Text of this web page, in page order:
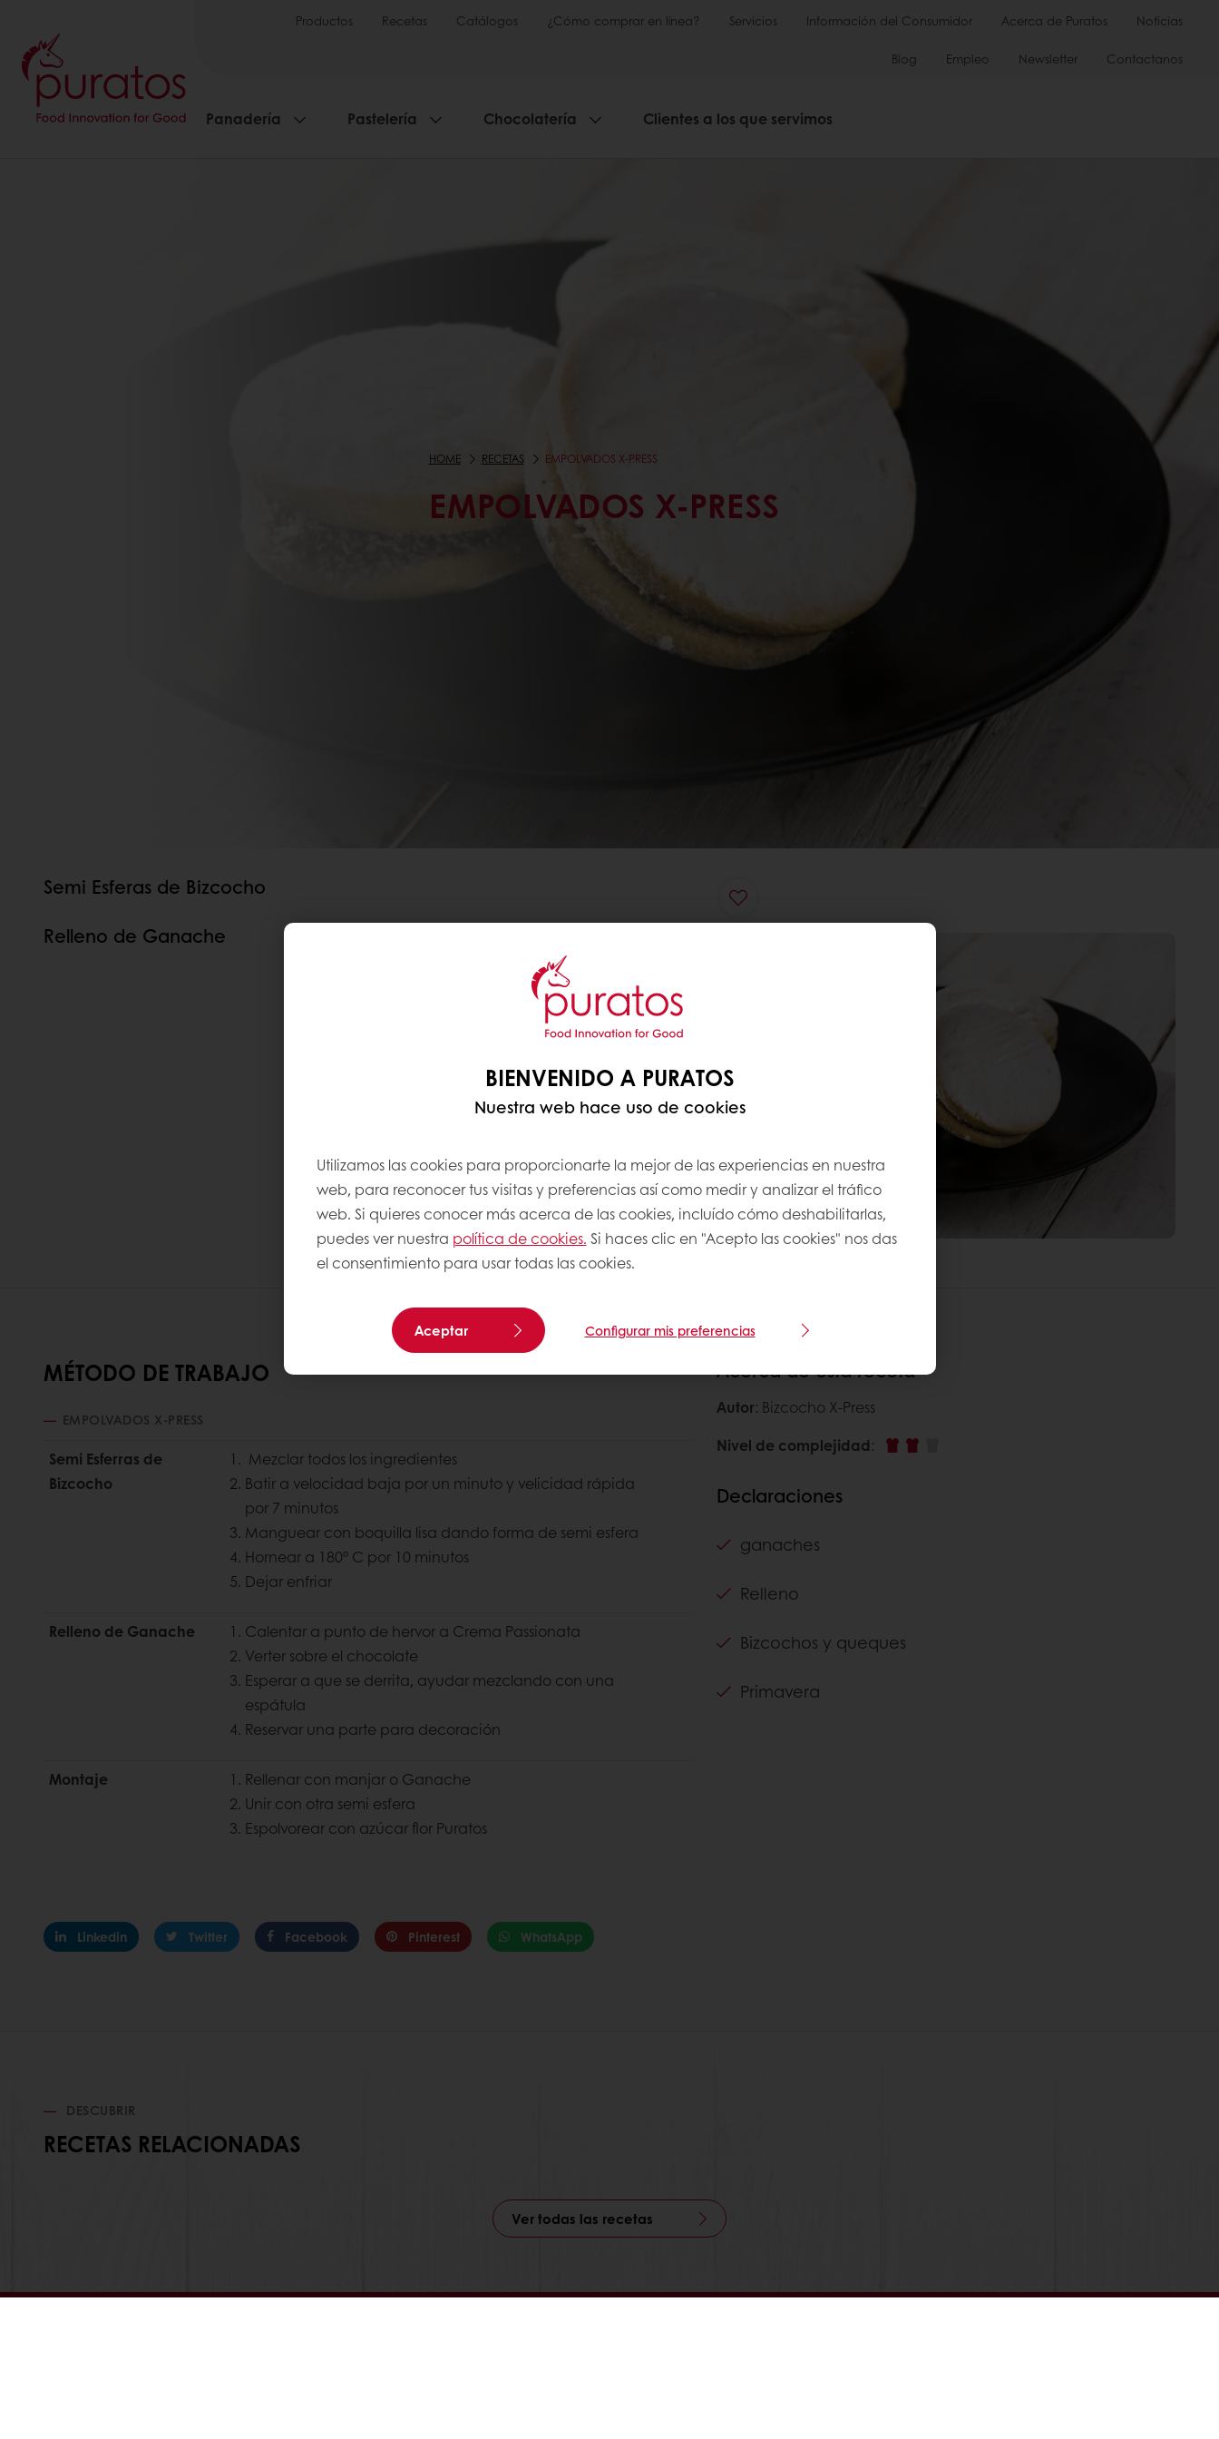
Productos Recetas Catálogos ¿Cómo comprar en línea? Servicios Información del Consumidor Acerca de Puratos Noticias
Blog Empleo Newsletter Contactanos
Panadería Pastelería Chocolatería Clientes a los que servimos
HOME RECETAS EMPOLVADOS X-PRESS
EMPOLVADOS X-PRESS
Semi Esferas de Bizcocho
Relleno de Ganache
MÉTODO DE TRABAJO
EMPOLVADOS X-PRESS
Semi Esferras de
Bizcocho
Mezclar todos los ingredientes
Batir a velocidad baja por un minuto y velicidad rápida
por 7 minutos
Manguear con boquilla lisa dando forma de semi esfera
Hornear a 180° C por 10 minutos
Dejar enfriar
Relleno de Ganache
Calentar a punto de hervor a Crema Passionata
Verter sobre el chocolate
Esperar a que se derrita, ayudar mezclando con una
espátula
Reservar una parte para decoración
Montaje
Rellenar con manjar o Ganache
Unir con otra semi esfera
Espolvorear con azúcar flor Puratos
Linkedin Twitter Facebook Pinterest WhatsApp
Acerca de esta receta
Autor: Bizcocho X-Press
Nivel de complejidad:
Declaraciones
ganaches
Relleno
Bizcochos y queques
Primavera
DESCUBRIR
RECETAS RELACIONADAS
Ver todas las recetas
BIENVENIDO A PURATOS
Nuestra web hace uso de cookies
Utilizamos las cookies para proporcionarte la mejor de las experiencias en nuestra
web, para reconocer tus visitas y preferencias así como medir y analizar el tráfico
web. Si quieres conocer más acerca de las cookies, incluído cómo deshabilitarlas,
puedes ver nuestra política de cookies. Si haces clic en "Acepto las cookies" nos das
el consentimiento para usar todas las cookies.
Aceptar Configurar mis preferencias